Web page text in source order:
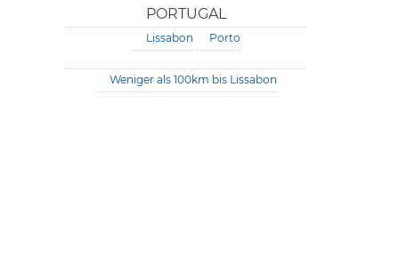
PORTUGAL
Lissabon Porto
Weniger als 100km bis Lissabon